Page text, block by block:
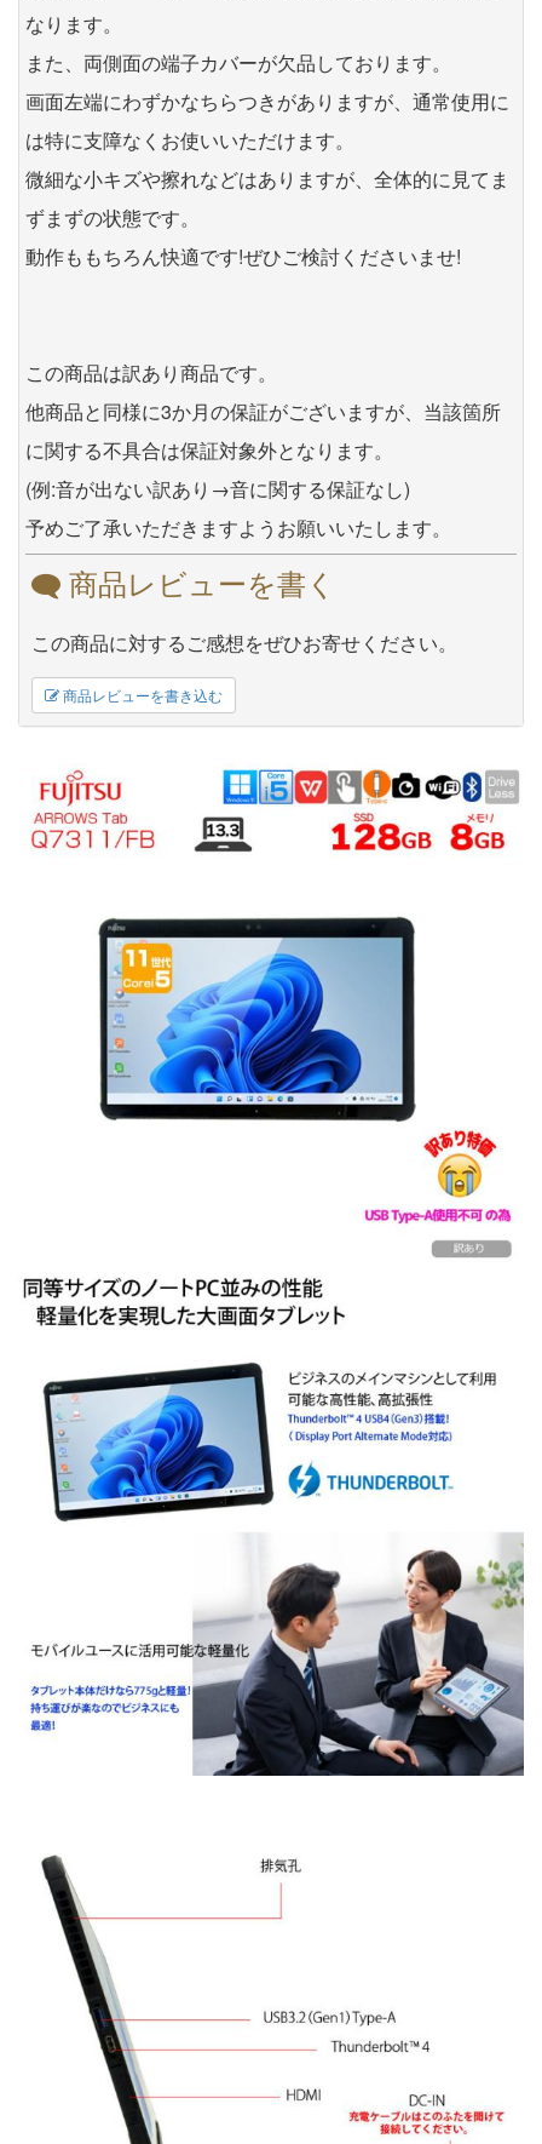
なります。
また、両側面の端子カバーが欠品しております。
画面左端にわずかなちらつきがありますが、通常使用に
は特に支障なくお使いいただけます。
微細な小キズや擦れなどはありますが、全体的に見てま
ずまずの状態です。
動作ももちろん快適です!ぜひご検討くださいませ!
この商品は訳あり商品です。
他商品と同様に3か月の保証がございますが、当該箇所
に関する不具合は保証対象外となります。
(例:音が出ない訳あり→音に関する保証なし)
予めご了承いただきますようお願いいたします。
商品レビューを書く
この商品に対するご感想をぜひお寄せください。
商品レビューを書き込む